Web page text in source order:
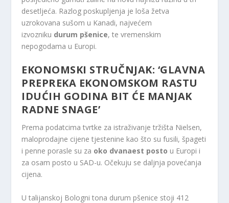
desetljeća. Razlog poskupljenja je loša žetva
uzrokovana sušom u Kanadi, najvećem
izvozniku durum pšenice, te vremenskim
nepogodama u Europi.
EKONOMSKI STRUČNJAK: ‘GLAVNA
PREPREKA EKONOMSKOM RASTU
IDUĆIH GODINA BIT ĆE MANJAK
RADNE SNAGE’
Prema podatcima tvrtke za istraživanje tržišta Nielsen,
maloprodajne cijene tjestenine kao što su fusili, špageti
i penne porasle su za oko dvanaest posto u Europi i
za osam posto u SAD-u. Očekuju se daljnja povećanja
cijena.
U talijanskoj Bologni tona durum pšenice stoji 412